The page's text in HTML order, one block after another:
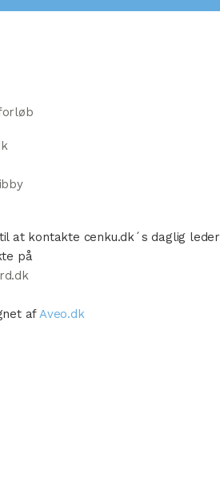
at kontakte cenku.dk´s daglig leder
på
afAveo.dk